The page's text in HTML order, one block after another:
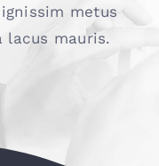
metus
lacus mauris.